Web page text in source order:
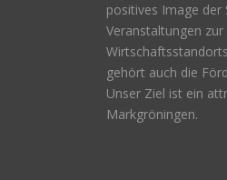
positives Image
Veranstaltungen
gehört auch die
Unser Ziel ist ein
Markgröningen.